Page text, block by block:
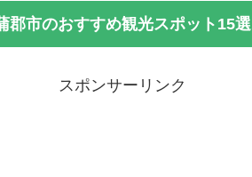
郡市のおすすめ観光スポット15選
スポンサーリンク